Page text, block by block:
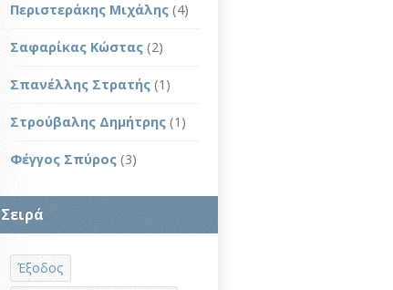
Περιστεράκης Μιχάλης (4)
Σαφαρίκας Κώστας (2)
Σπανέλλης Στρατής (1)
Στρούβαλης Δημήτρης (1)
Φέγγος Σπύρος (3)
Σειρά
Έξοδος